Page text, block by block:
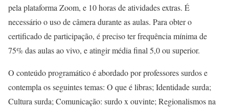
pela plataforma Zoom, e 10 horas de atividades extras. É
necessário o uso de câmera durante as aulas. Para obter o
certificado de participação, é preciso ter frequência mínima de
75% das aulas ao vivo, e atingir média final 5,0 ou superior.
O conteúdo programático é abordado por professores surdos e
contempla os seguintes temas: O que é libras; Identidade surda;
Cultura surda; Comunicação: surdo x ouvinte; Regionalismos na